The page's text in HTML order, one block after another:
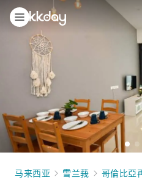
马来西亚 雪兰莪 哥倫比亞